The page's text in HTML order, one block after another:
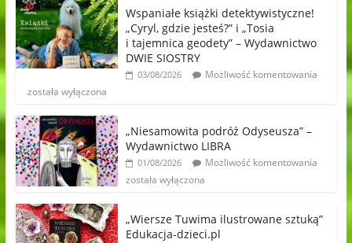
Wspaniałe książki detektywistyczne!
„Cyryl, gdzie jesteś?” i „Tosia
i tajemnica geodety” – Wydawnictwo
DWIE SIOSTRY
03/08/2026
Możliwość komentowania
została wyłączona
„Niesamowita podróż Odyseusza” –
Wydawnictwo LIBRA
01/08/2026
Możliwość komentowania
została wyłączona
„Wiersze Tuwima ilustrowane sztuką”
Edukacja-dzieci.pl